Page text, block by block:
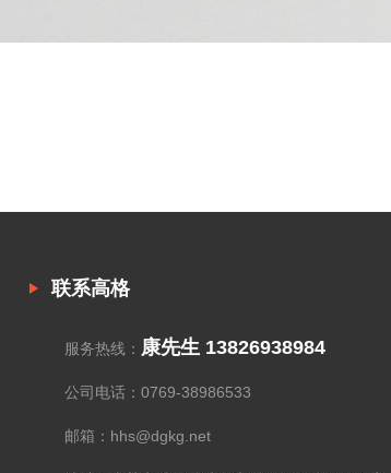
联系高格
服务热线： 康先生 13826938984
公司电话：0769-38986533
邮箱：hhs@dgkg.net